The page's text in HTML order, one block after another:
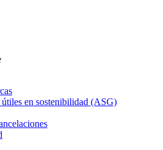
en sostenibilidad (ASG)